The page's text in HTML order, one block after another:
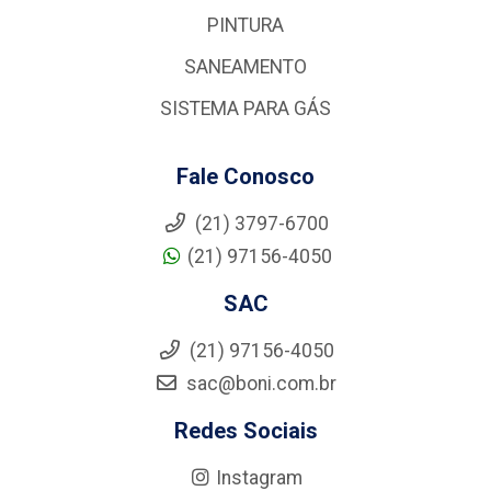
PINTURA
SANEAMENTO
SISTEMA PARA GÁS
Fale Conosco
(21) 3797-6700
(21) 97156-4050
SAC
(21) 97156-4050
sac@boni.com.br
Redes Sociais
Instagram